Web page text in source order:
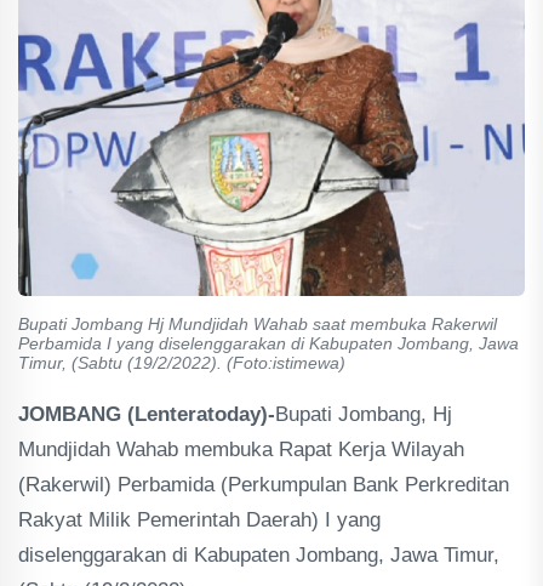
Bupati Jombang Hj Mundjidah Wahab saat membuka Rakerwil
Perbamida I yang diselenggarakan di Kabupaten Jombang, Jawa
Timur, (Sabtu (19/2/2022). (Foto:istimewa)
JOMBANG (Lenteratoday)-Bupati Jombang, Hj
Mundjidah Wahab membuka Rapat Kerja Wilayah
(Rakerwil) Perbamida (Perkumpulan Bank Perkreditan
Rakyat Milik Pemerintah Daerah) I yang
diselenggarakan di Kabupaten Jombang, Jawa Timur,